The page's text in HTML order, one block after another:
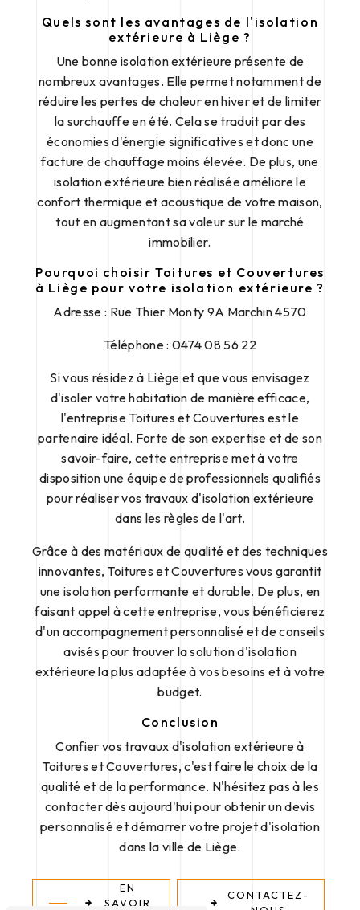
Quels sont les avantages de l'isolation
extérieure à Liège ?
Une bonne isolation extérieure présente de
nombreux avantages. Elle permet notamment de
réduire les pertes de chaleur en hiver et de limiter
la surchauffe en été. Cela se traduit par des
économies d'énergie significatives et donc une
facture de chauffage moins élevée. De plus, une
isolation extérieure bien réalisée améliore le
confort thermique et acoustique de votre maison,
tout en augmentant sa valeur sur le marché
immobilier.
Pourquoi choisir Toitures et Couvertures
à Liège pour votre isolation extérieure ?
Adresse : Rue Thier Monty 9A Marchin 4570
Téléphone : 0474 08 56 22
Si vous résidez à Liège et que vous envisagez
d'isoler votre habitation de manière efficace,
l'entreprise Toitures et Couvertures est le
partenaire idéal. Forte de son expertise et de son
savoir-faire, cette entreprise met à votre
disposition une équipe de professionnels qualifiés
pour réaliser vos travaux d'isolation extérieure
dans les règles de l'art.
Grâce à des matériaux de qualité et des techniques
innovantes, Toitures et Couvertures vous garantit
une isolation performante et durable. De plus, en
faisant appel à cette entreprise, vous bénéficierez
d'un accompagnement personnalisé et de conseils
avisés pour trouver la solution d'isolation
extérieure la plus adaptée à vos besoins et à votre
budget.
Conclusion
Confier vos travaux d'isolation extérieure à
Toitures et Couvertures, c'est faire le choix de la
qualité et de la performance. N'hésitez pas à les
contacter dès aujourd'hui pour obtenir un devis
personnalisé et démarrer votre projet d'isolation
dans la ville de Liège.
EN
SAVOIR
CONTACTEZ-